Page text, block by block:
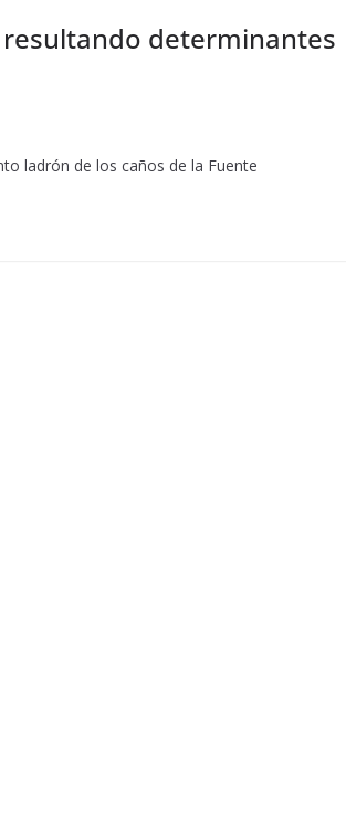
determinantes
ladrón de los caños de la Fuente